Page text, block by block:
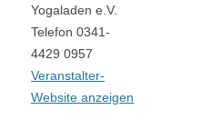
Yogaladen e.V.
Telefon 0341-
4429 0957
Veranstalter-
Website anzeigen